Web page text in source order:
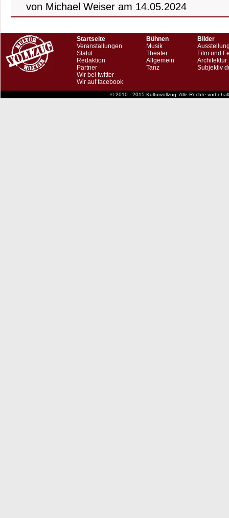
von Michael Weiser am 14.05.2024
Startseite
Veranstaltungen
Statut
Redaktion
Partner
Wir bei twitter
Wir auf facebook
Bühnen
Musik
Theater
Allgemein
Tanz
Bilder
Film und
Architektur
Subjektiv
© 2010 - 2015 Kulturvollzug. Alle Rechte